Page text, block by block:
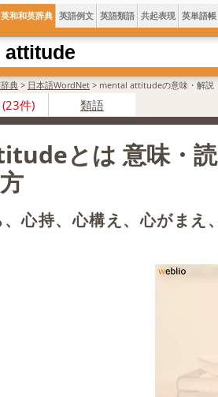
英和和英辞典 英語例文 英語類語 共起表現 英単語帳
典 > 日本語WordNet > mental attitudeの意味・解説
(23件) 類語
とは 意味・読
心持、心構え、心がまえ